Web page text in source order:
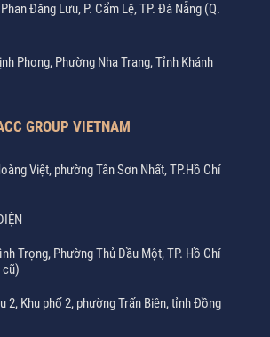
Đăng Lưu, P. Cẩm Lệ, TP. Đà Nẵng (Q.
Phong, Phường Nha Trang, Tỉnh Khánh
GROUP VIETNAM
Việt, phường Tân Sơn Nhất, TP.Hồ Chí
Trọng, Phường Thủ Dầu Một, TP. Hồ Chí
cũ)
2, Khu phố 2, phường Trấn Biên, tỉnh Đồng